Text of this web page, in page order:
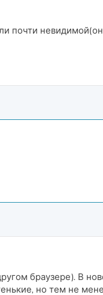
почти
браузере). В
но тем не